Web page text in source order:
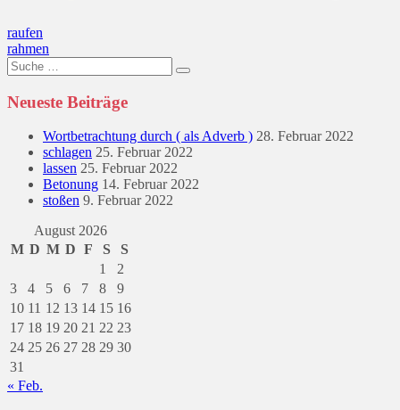
Beitragsnavigation
raufen
rahmen
Suche
nach:
Neueste Beiträge
Wortbetrachtung durch ( als Adverb ) 28. Februar 2022
schlagen 25. Februar 2022
lassen 25. Februar 2022
Betonung 14. Februar 2022
stoßen 9. Februar 2022
August 2026
M D M D F S
S
1
2
3
4 5 6 7 8
9
10 11 12 13 14 15 16
17 18 19 20 21 22 23
24 25 26 27 28 29 30
31
« Feb.